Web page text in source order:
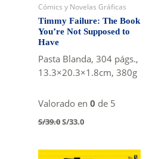
Cómics y Novelas Gráficas
Timmy Failure: The Book
You’re Not Supposed to
Have
Pasta Blanda, 304 págs.,
13.3×20.3×1.8cm, 380g
Valorado en 0 de 5
S/39.0Original
S/39.0.
S/33.0Current
S/33.0.